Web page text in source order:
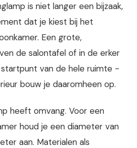
is niet langer een bijzaak,
dat je kiest bij het
Een grote,
de salontafel of in de erker
van de hele ruimte -
bouw je daaromheen op.
heeft omvang. Voor een
houd je een diameter van
aan. Materialen als